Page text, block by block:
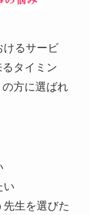
けるサービ
タイミン
方に選ばれ
い
生を選びた